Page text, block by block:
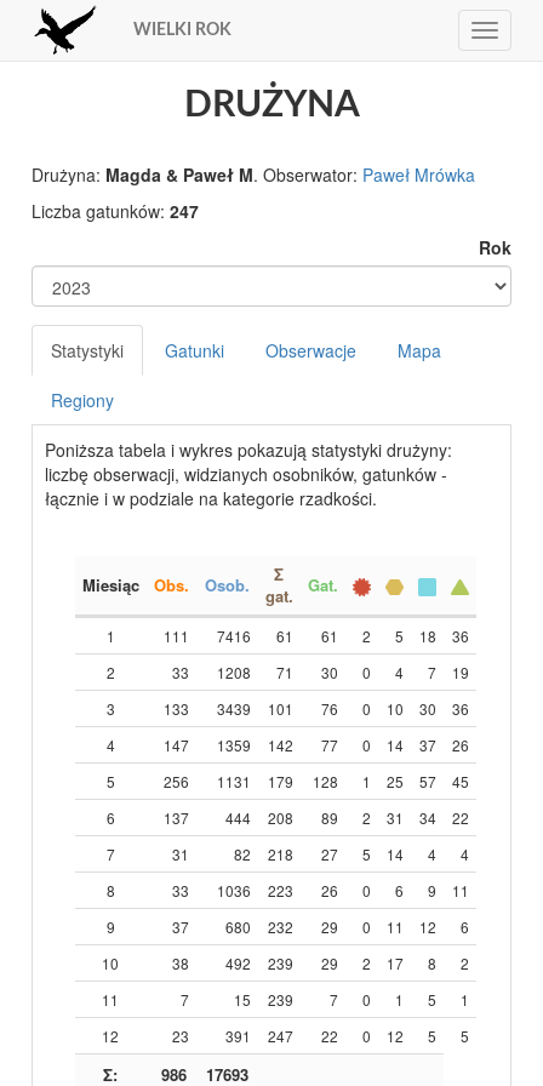
Toggle
WIELKI ROK
DRUŻYNA
Drużyna: Magda & Paweł M. Obserwator: Paweł Mrówka
Liczba gatunków:247
Rok
Statystyki Gatunki Obserwacje Mapa
Regiony
Poniższa tabela i wykres pokazują statystyki drużyny:
liczbę obserwacji, widzianych osobników, gatunków -
łącznie i w podziale na kategorie rzadkości.
Miesiąc Obs. Osob.
Σ
gat.
Gat.
1 111 7416 61 61 2 5 18
36
2
33 1208 71 30 0 4 7
19
3
133 3439 101 76 0 10 30
36
4
147 1359 142 77 0 14 37
26
5
256 1131 179 128 1 25 57
45
6
137 444 208 89 2 31 34
22
7
31 82 218 27 5 14 4
4
8
33 1036 223 26 0 6 9
11
9
37 680 232 29 0 11 12
6
10
38 492 239 29 2 17 8
2
11
7 15 239 7 0 1 5
1
12
23 391 247 22 0 12 5 5
Σ: 986 17693